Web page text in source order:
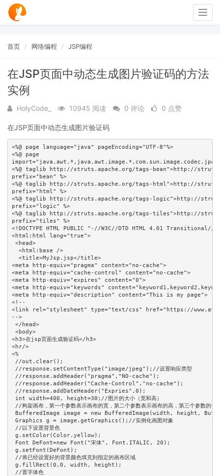
首页 网络编程 JSP编程
在JSP页面中动态生成图片验证码的方法
实例
HolyCode_ 10945 阅读 0 评论 0 点赞
在JSP页面中动态生成图片验证码
<%@ page language="java" pageEncoding="UTF-8"%>
<%@ page
<%@ taglib http://struts.apache.org/tags-bean">http://
prefix="bean" %>
<%@ taglib http://struts.apache.org/tags-html">http://
prefix="html" %>
<%@ taglib http://struts.apache.org/tags-logic">http://
prefix="logic" %>
<%@ taglib http://struts.apache.org/tags-tiles">http://
prefix="tiles" %>
<!DOCTYPE HTML PUBLIC "-//W3C//DTD HTML 4.01 Transitional//
<html:html lang="true">
<head>
  <html:base />
  <title>MyJsp.jsp</title>
<meta http-equiv="pragma" content="no-cache">
<meta http-equiv="cache-control" content="no-cache">
<meta http-equiv="expires" content="0">
<meta http-equiv="keywords"
<meta http-equiv="description" content="This is my page">
<!--
<link rel="stylesheet" type="text/css" href="https://
-->
</head>
<body>
<h3>在jsp页面生成验证码</h3>
<hr/>
<%
//out.clear();
//response.setContentType("image/jpeg");//设置响应类型
//response.addHeader("pragma","NO-cache");
//response.addHeader("Cache-Control","no-cache");
//response.addDateHeader("Expries",0);
int width=400, height=30;//图片的大小（宽和高）
//构架画布，第一个参数表示画布的宽，第二个参数表示画布的高，第三个参数的含
BufferedImage image = new BufferedImage(width, height,
Graphics g = image.getGraphics();//实例化画图对象
//以下设置背景色
g.setColor(Color.yellow);
Font DeFont=new Font("宋体", Font.ITALIC, 20);
g.setFont(DeFont);
//将已经设置好的背景颜色填充到指定的画布区域
g.fillRect(0,0, width, height);
//置字体色